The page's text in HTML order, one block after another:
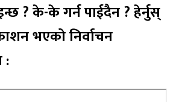
? के-के गर्न पाईदैन ? हेर्नुस्
भएको निर्वाचन
: